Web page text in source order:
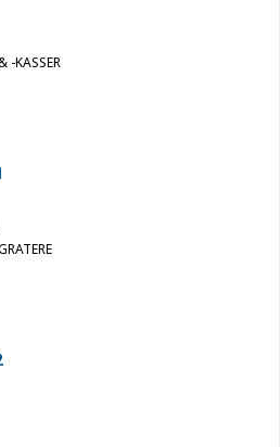
-KASSER